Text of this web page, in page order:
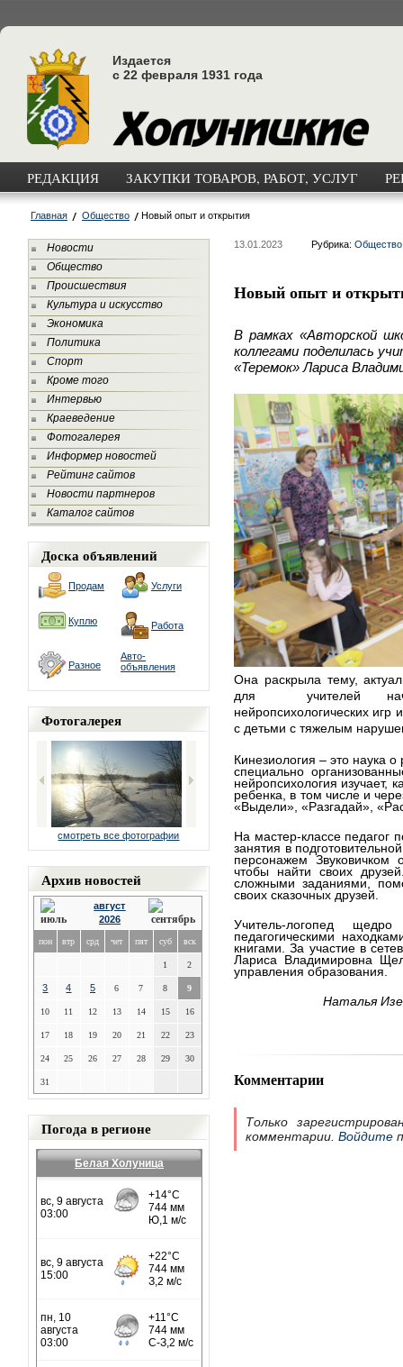
Издается
с 22 февраля 1931 года
РЕДАКЦИЯ ЗАКУПКИ ТОВАРОВ, РАБОТ, УСЛУГ
Главная Общество Новый опыт и открытия
Новости
Общество
Происшествия
Культура и искусство
Экономика
Политика
Спорт
Кроме того
Интервью
Краеведение
Фотогалерея
Информер новостей
Рейтинг сайтов
Новости партнеров
Каталог сайтов
Доска объявлений
Продам Услуги
Куплю Работа
Разное
Авто-
объявления
Фотогалерея
смотреть все фотографии
Архив новостей
август
2026
пон втр срд чет пят суб вск
1 2
3 4 5 6 7 8 9
10 11 12 13 14 15 16
17 18 19 20 21 22 23
24 25 26 27 28 29 30
31
Погода в регионе
Белая Холуница
13.01.2023 Рубрика: Общество
Новый опыт и
В рамках «Авторской
коллегами поделилась
«Теремок» Лариса
Она раскрыла тему,
для
учителей
нейропсихологических игр
с детьми с тяжелым
Кинезиология – это наука
специально
нейропсихология изучает,
ребенка, в том числе и
«Выдели», «Разгадай»,
На мастер-классе педагог
занятия в
персонажем Звуковичком
чтобы найти своих
сложными заданиями,
своих сказочных друзей.
Учитель-логопед
педагогическими
книгами. За участие в
Лариса Владимировна
управления образования.
НатальяИ
Комментарии
Только
комментарии. Войдите